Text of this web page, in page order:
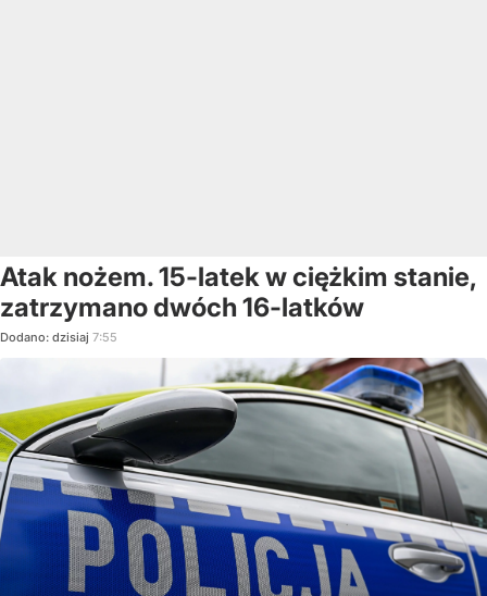
Atak nożem. 15-latek w ciężkim stanie,
zatrzymano dwóch 16-latków
Dodano: dzisiaj 7:55